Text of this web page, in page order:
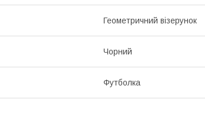
Геометричний візерунок
Чорний
Футболка